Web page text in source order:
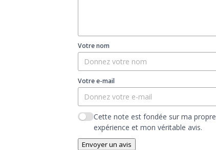
Votre nom
Votre e-mail
Cette note est fondée sur ma propre
expérience et mon véritable avis.
Envoyer un avis